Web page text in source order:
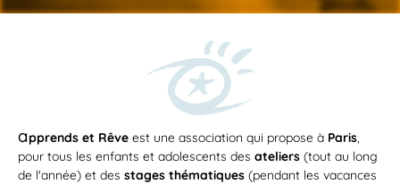
apprends et Rêve est une association qui propose à Paris,
pour tous les enfants et adolescents des ateliers (tout au long
de l'année) et des stages thématiques (pendant les vacances